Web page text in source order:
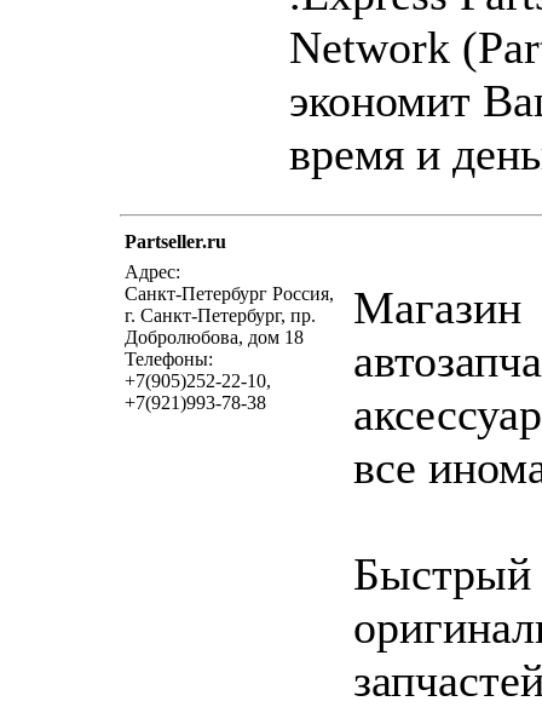
Network
экономит
время и
Partseller.ru
Адрес:
Санкт-Петербург Россия,
г. Санкт-Петербург, пр.
Добролюбова, дом 18
Телефоны:
+7(905)252-22-10,
+7(921)993-78-38
Магазин
все
Быстрый